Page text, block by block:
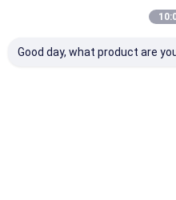
Взрывозащищенные
Good day, what product are